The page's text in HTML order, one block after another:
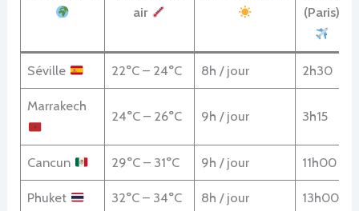
air
(Paris)
Séville 22°C – 24°C 8h / jour 2h30
Marrakech
24°C – 26°C 9h / jour 3h15
Cancun 29°C – 31°C 9h / jour 11h00
Phuket 32°C – 34°C 8h / jour 13h00